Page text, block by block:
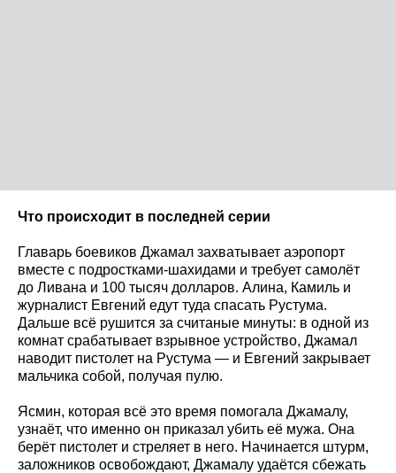
Что происходит в последней серии
Главарь боевиков Джамал захватывает аэропорт
вместе с подростками-шахидами и требует самолёт
до Ливана и 100 тысяч долларов. Алина, Камиль и
журналист Евгений едут туда спасать Рустума.
Дальше всё рушится за считаные минуты: в одной из
комнат срабатывает взрывное устройство, Джамал
наводит пистолет на Рустума — и Евгений закрывает
мальчика собой, получая пулю.
Ясмин, которая всё это время помогала Джамалу,
узнаёт, что именно он приказал убить её мужа. Она
берёт пистолет и стреляет в него. Начинается штурм,
заложников освобождают, Джамалу удаётся сбежать